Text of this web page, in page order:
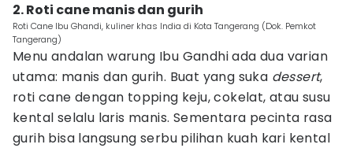
2. Roti cane manis dan gurih
Roti Cane Ibu Ghandi, kuliner khas India di Kota Tangerang (Dok. Pemkot
Tangerang)
Menu andalan warung Ibu Gandhi ada dua varian
utama: manis dan gurih. Buat yang suka dessert,
roti cane dengan topping keju, cokelat, atau susu
kental selalu laris manis. Sementara pecinta rasa
gurih bisa langsung serbu pilihan kuah kari kental